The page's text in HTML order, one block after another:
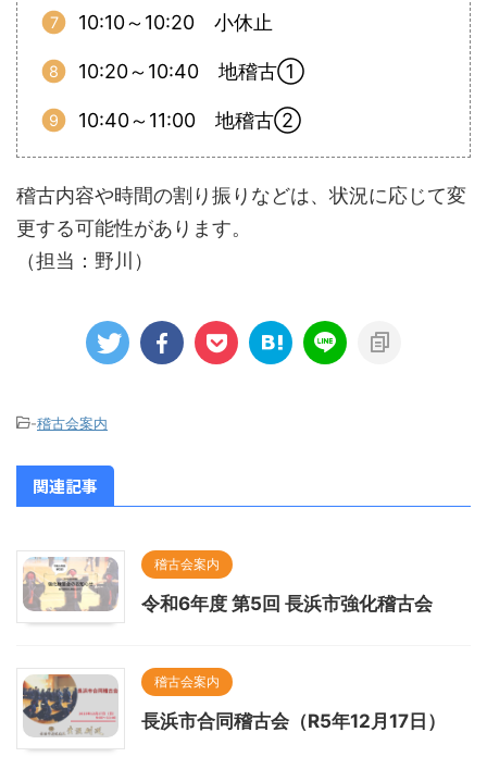
10:10～10:20 小休止
10:20～10:40 地稽古①
10:40～11:00 地稽古②
稽古内容や時間の割り振りなどは、状況に応じて変
更する可能性があります。
（担当：野川）
-稽古会案内
関連記事
稽古会案内
令和6年度 第5回 長浜市強化稽古会
稽古会案内
長浜市合同稽古会（R5年12月17日）